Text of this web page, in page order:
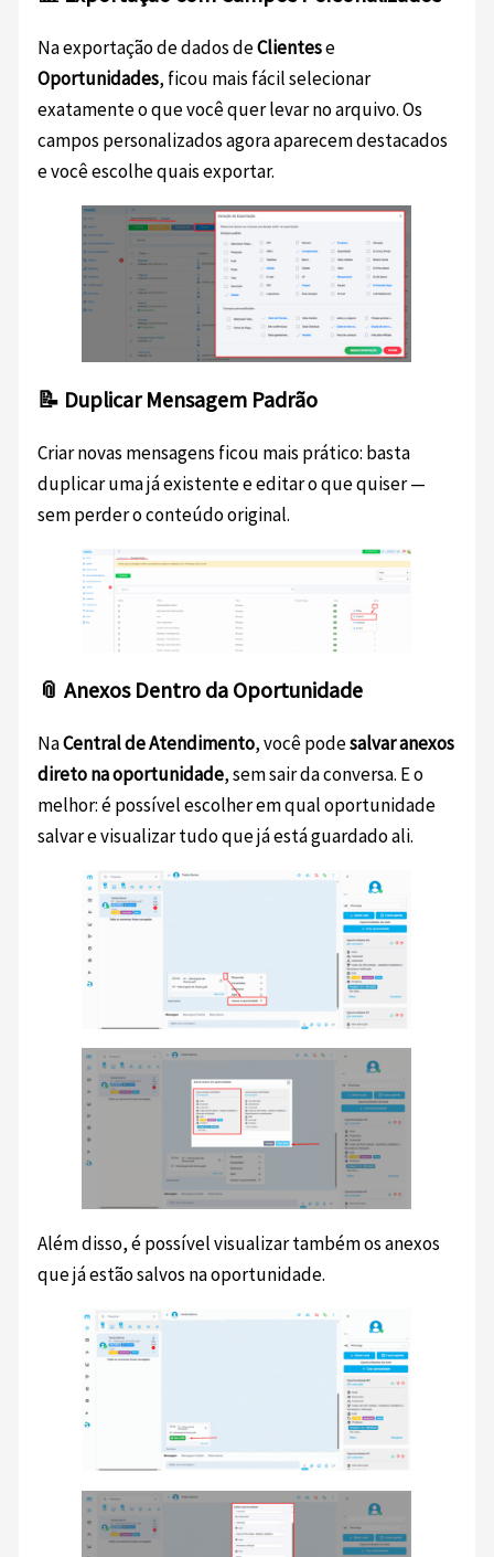
Na exportação de dados deClientese
Oportunidades, ficou mais fácil selecionar
exatamente o que você quer levar no arquivo. Os
campos personalizados agora aparecem destacados
e você escolhe quais exportar.
📝 Duplicar Mensagem Padrão
Criar novas mensagens ficou mais prático: basta
duplicar uma já existente e editar o que quiser —
sem perder o conteúdo original.
📎 Anexos Dentro da Oportunidade
NaCentral de Atendimento, você podesalvar anexos
direto na oportunidade, sem sair da conversa. E o
melhor: é possível escolher em qual oportunidade
salvar e visualizar tudo que já está guardado ali.
Além disso, é possível visualizar também os anexos
que já estão salvos na oportunidade.